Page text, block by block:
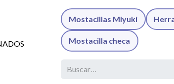
Mostacillas Miyuki
Mostacilla checa